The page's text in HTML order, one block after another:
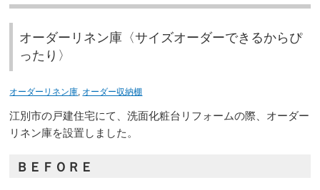
オーダーリネン庫〈サイズオーダーできるからぴ
ったり〉
オーダーリネン庫 オーダー収納棚
江別市の戸建住宅にて、洗面化粧台リフォームの際、オーダー
リネン庫を設置しました。
ＢＥＦＯＲＥ